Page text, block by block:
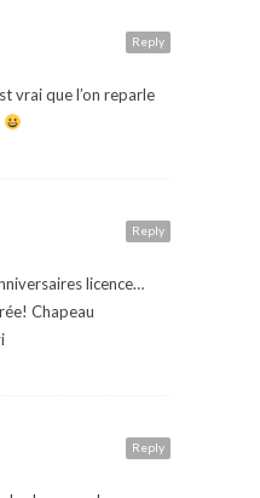
Reply
vrai que l’on reparle
Reply
licence…
Chapeau
Reply